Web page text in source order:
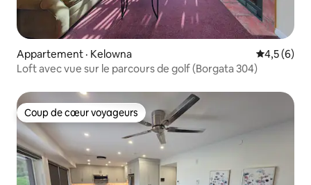
Appartement · Kelowna Note
4,5 (6)
Loft avec vue sur le parcours de golf (Borgata 304)
Coup de cœur voyageurs
Coup de cœur voyageurs